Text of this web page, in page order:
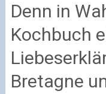
Denn in
Kochbuch
Bretagne